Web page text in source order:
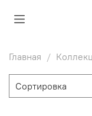
Главная